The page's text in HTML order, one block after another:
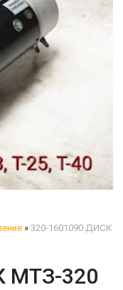
» 320-1601090 ДИСК
МТЗ-320